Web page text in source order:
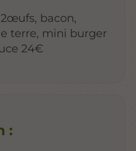
bacon,
terre, mini burger
24€
: